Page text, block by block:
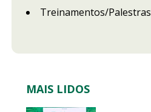
Treinamentos/Palestras
MAIS LIDOS